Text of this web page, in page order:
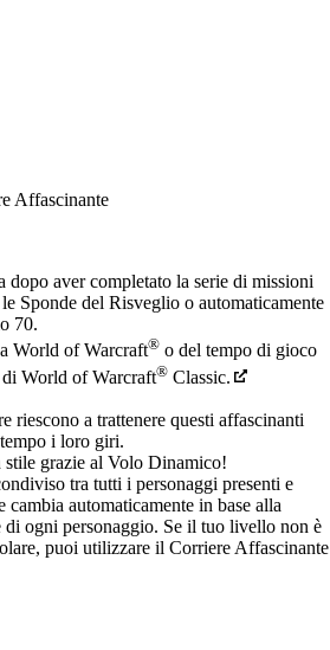
Affascinante
aver completato la serie di missioni
Sponde del Risveglio o automaticamente
70.
World of Warcraft® o del tempo di gioco
World of Warcraft® Classic.
riescono a trattenere questi affascinanti
i loro giri.
grazie al Volo Dinamico!
tra tutti i personaggi presenti e
automaticamente in base alla
di ogni personaggio. Se il tuo livello non è
puoi utilizzare il Corriere Affascinante